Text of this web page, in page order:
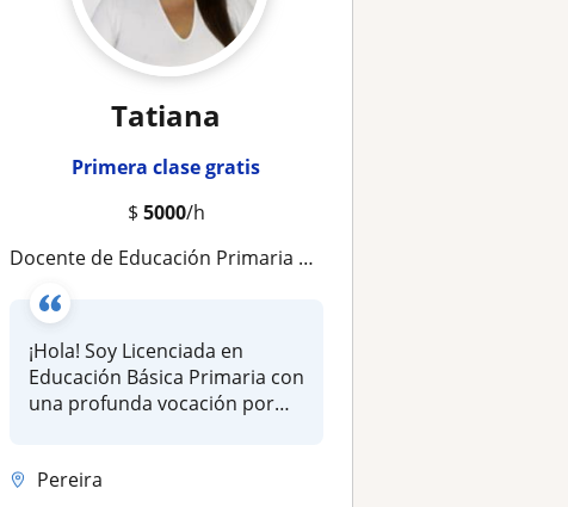
Tatiana
Primera clase gratis
$ 5000/h
Docente de Educación Primaria apasionada y paciente ofrece clases particulares y regularización escolar virtual
¡Hola! Soy Licenciada en
Educación Básica Primaria con
una profunda vocación por
Pereira